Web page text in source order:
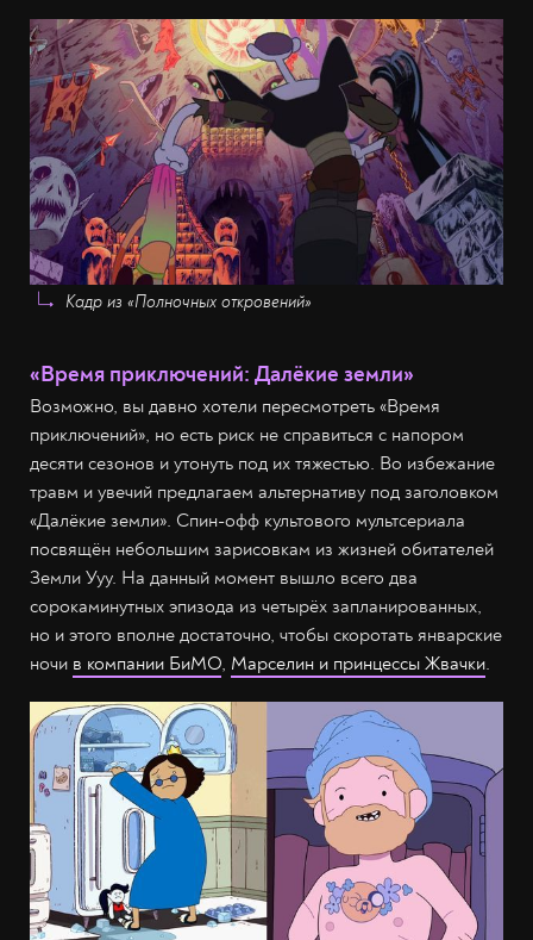
Кадр из «Полночных откровений»
«Время приключений: Далёкие земли»
Возможно, вы давно хотели пересмотреть «Время
приключений», но есть риск не справиться с напором
десяти сезонов и утонуть под их тяжестью. Во избежание
травм и увечий предлагаем альтернативу под заголовком
«Далёкие земли». Спин-офф культового мультсериала
посвящён небольшим зарисовкам из жизней обитателей
Земли Ууу. На данный момент вышло всего два
сорокаминутных эпизода из четырёх запланированных,
но и этого вполне достаточно, чтобы скоротать январские
ночи в компании БиМО, Марселин и принцессы Жвачки.